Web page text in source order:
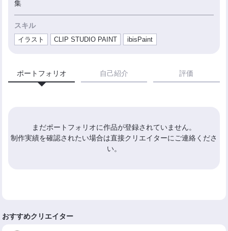
集
スキル
イラスト CLIP STUDIO PAINT ibisPaint
ポートフォリオ 自己紹介 評価
まだポートフォリオに作品が登録されていません。
制作実績を確認されたい場合は直接クリエイターにご連絡くださ
い。
おすすめクリエイター